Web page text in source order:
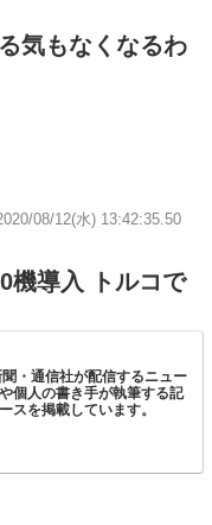
気もなくなるわ
08/12(水) 13:42:35.50
機導入 トルコで
・通信社が配信するニュー
個人の書き手が執筆する記
スを掲載しています。